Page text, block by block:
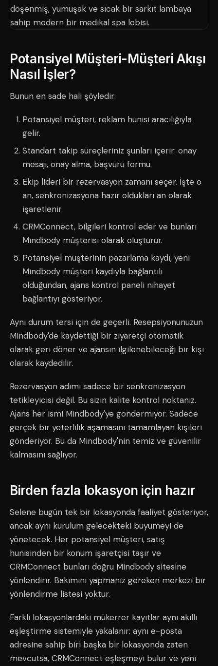
Potansiyel Müşteri-Müşteri Akışı
Nasıl İşler?
Bunun en sade hali şöyledir:
Potansiyel müşteri, reklam hunisi aracılığıyla
gelir.
Standart takip süreçleriniz şunları içerir: onay
mesajı, onay alma, başvuru formu.
Ekip lideri bir rezervasyon zamanı seçer. İşte o
an, senkronizasyona hazır oldukları an olarak
işaretlenir.
CRMConnect, bilgileri kontrol eder ve bunları
Mindbody müşterisi olarak oluşturur.
Potansiyel müşterinin pazarlama kaydı, yeni
Mindbody müşteri kaydıyla bağlantılı
olduğundan, ajans kontrol paneli nihayet
bağlantıyı gösteriyor.
Aynı durum tersi için de geçerli. Resepsiyonunuzun
Mindbody'de kaydettiği bir ziyaretçi otomatik
olarak geri döner ve ajansın ilgilenebileceği bir kişi
olarak kaydedilir.
Rezervasyon adımı sadece bir senkronizasyon
tetikleyicisi değil. Bu sizin kalite kontrol noktanız.
Ajans her ismi Mindbody'ye göndermiyor. Sadece
gerçek bir yeterlilik aşamasını tamamlayan kişileri
gönderiyor. Bu da Mindbody'nin temiz ve güvenilir
kalmasını sağlıyor.
Birden fazla lokasyon için hazır
Selene bugün tek bir lokasyonda faaliyet gösteriyor,
ancak aynı kurulum gelecekteki büyümeyi de
yönetecek. Her potansiyel müşteri, satış
hunisinden bir konum işaretçisi taşır ve
CRMConnect bunları doğru Mindbody sitesine
yönlendirir. Bakımını yapmanız gereken merkezi bir
yönlendirme listesi yoktur.
Farklı lokasyonlardaki mükerrer kayıtlar aynı akıllı
eşleştirme sistemiyle yakalanır: aynı e-posta
adresine sahip biri başka bir lokasyonda zaten
mevcutsa, CRMConnect eşleşmeyi bulur ve yeni